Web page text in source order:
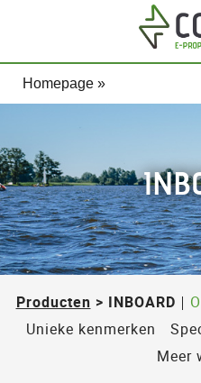
Homepage »
Producten > INBOARD
Unieke kenmerken
Meer